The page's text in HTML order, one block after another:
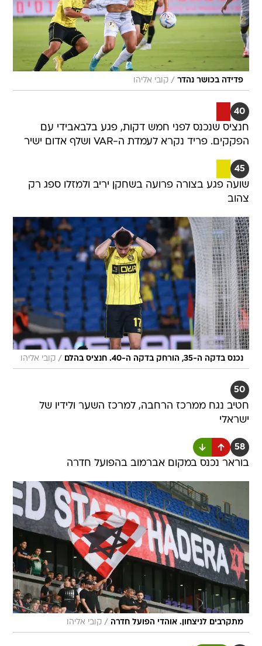
פדידה בכושר נהדר / קובי אליהו
40
חנציס שנכנס לפני חמש דקות, פגע בלבאבידי עם
הפקקים. פריד נקרא לעמדת ה-VAR ושלף אדום ישיר
45
שועה פגע בצורה פרועה בשחקן יריב ולמזלו ספג רק
צהוב
נכנס בדקה ה-35, הורחק בדקה ה-40. חנציס בהלם / קובי אליהו
50
חטיב נגח ממרכז הרחבה, למרכז השער ולידיו של
ישראלי
58
בוראר נכנס במקום אברמוב בהפועל חדרה
מתקרבים לניצחון. אוהדי הפועל חדרה / קובי אליהו